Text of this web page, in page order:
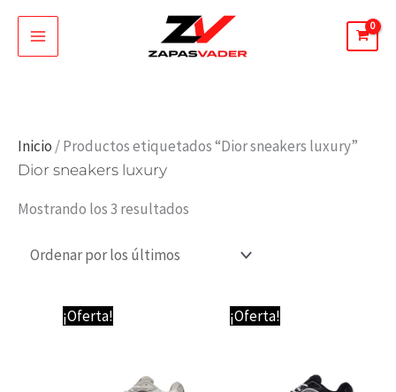
Inicio / Productos etiquetados “Dior sneakers luxury”
Dior sneakers luxury
Mostrando los 3 resultados
Ordenado
¡Oferta! ¡Oferta!